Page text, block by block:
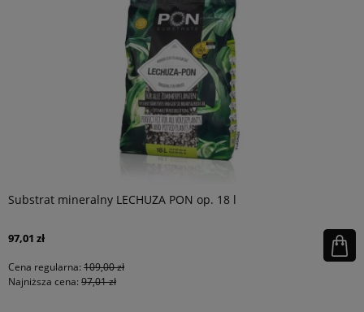
Substrat mineralny LECHUZA PON op. 18 l
97,01 zł
Cena regularna: 109,00 zł
Najniższa cena: 97,01 zł